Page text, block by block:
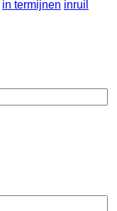
in termijnen inruil